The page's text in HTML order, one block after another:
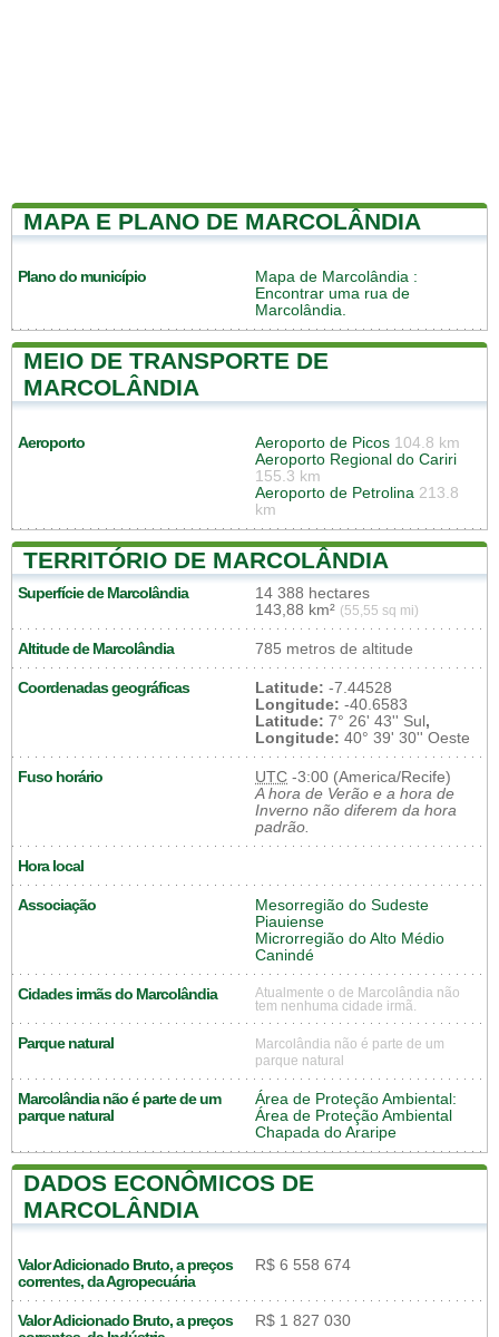
MAPA E PLANO DE MARCOLÂNDIA
Plano do município Mapa de Marcolândia :
Encontrar uma rua de
Marcolândia.
MEIO DE TRANSPORTE DE
MARCOLÂNDIA
Aeroporto Aeroporto de Picos 104.8 km
Aeroporto Regional do Cariri
155.3 km
Aeroporto de Petrolina 213.8
km
TERRITÓRIO DE MARCOLÂNDIA
Superfície de Marcolândia
14 388 hectares
143,88 km² (55,55 sq mi)
Altitude de Marcolândia 785 metros de altitude
Coordenadas geográficas Latitude: -7.44528
Longitude: -40.6583
Latitude: 7° 26' 43'' Sul,
Longitude: 40° 39' 30'' Oeste
Fuso horário UTC -3:00 (America/Recife)
A hora de Verão e a hora de
Inverno não diferem da hora
padrão.
Hora local
Associação
Mesorregião do Sudeste
Piauiense
Microrregião do Alto Médio
Canindé
Cidades irmãs do Marcolândia
Atualmente o de Marcolândia não
tem nenhuma cidade irmã.
Parque natural
Marcolândia não é parte de um
parque natural
Marcolândia não é parte de um
parque natural
Área de Proteção Ambiental:
Área de Proteção Ambiental
Chapada do Araripe
DADOS ECONÔMICOS DE
MARCOLÂNDIA
Valor Adicionado Bruto, a preços
correntes, da Agropecuária
R$ 6 558 674
Valor Adicionado Bruto, a preços
R$ 1 827 030